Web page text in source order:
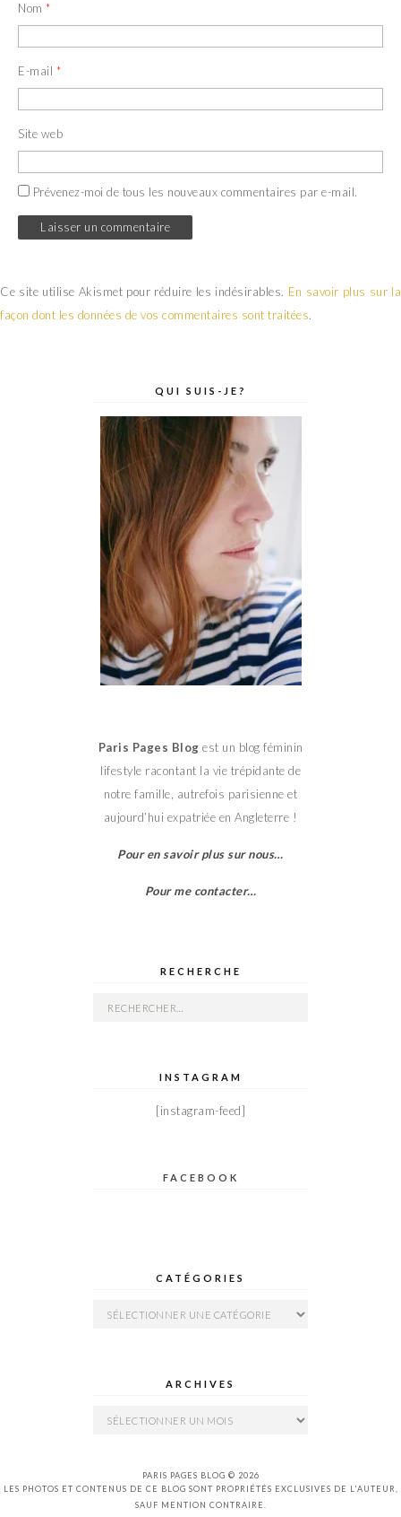
Nom *
E-mail *
Site web
Prévenez-moi de tous les nouveaux commentaires par e-mail.
Ce site utilise Akismet pour réduire les indésirables. En savoir plus sur la
façon dont les données de vos commentaires sont traitées.
QUI SUIS-JE?
Paris Pages Blog est un blog féminin
lifestyle racontant la vie trépidante de
notre famille, autrefois parisienne et
aujourd’hui expatriée en Angleterre !
Pour en savoir plus sur nous…
Pour me contacter…
RECHERCHE
Rechercher :
INSTAGRAM
[instagram-feed]
FACEBOOK
CATÉGORIES
Catégories
ARCHIVES
Archives
PARIS PAGES BLOG © 2026
LES PHOTOS ET CONTENUS DE CE BLOG SONT PROPRIÉTÉS EXCLUSIVES DE L'AUTEUR,
SAUF MENTION CONTRAIRE.